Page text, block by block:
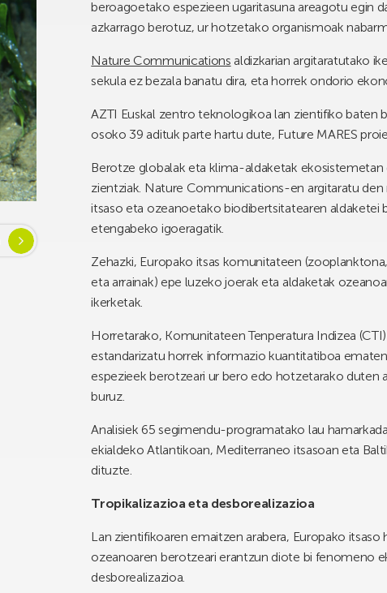
beroagoetako espezieen ugaritasuna areagotu egin
azkarrago berotuz, ur hotzetako organismoak
Nature Communications aldizkarian argitaratutako
sekula ez bezala banatu dira, eta horrek ondorio
AZTI Euskal zentro teknologikoa lan zientifiko baten
osoko 39 adituk parte hartu dute, Future MARES
Berotze globalak eta klima-aldaketak
zientziak. Nature Communications-en argitaratu
itsaso eta ozeanoetako biodibertsitatearen
etengabeko igoeragatik.
Zehazki, Europako itsas komunitateen
eta arrainak) epe luzeko joerak eta aldaketak
ikerketak.
Horretarako, Komunitateen Tenperatura Indizea
estandarizatu horrek informazio kuantitatiboa
espezieek berotzeari ur bero edo hotzetarako duten
buruz.
Analisiek 65 segimendu-programatako lau
ekialdeko Atlantikoan, Mediterraneo itsasoan eta
dituzte.
Tropikalizazioa eta desborealizazioa
Lan zientifikoaren emaitzen arabera, Europako
ozeanoaren berotzeari erantzun diote bi fenomeno
desborealizazioa.